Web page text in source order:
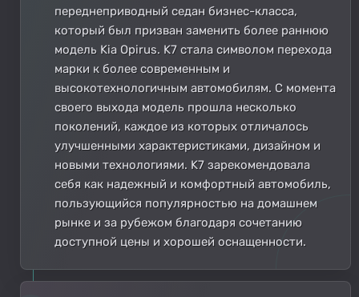
переднеприводный седан бизнес-класса,
который был призван заменить более раннюю
модель Kia Opirus. K7 стала символом перехода
марки к более современным и
высокотехнологичным автомобилям. С момента
своего выхода модель прошла несколько
поколений, каждое из которых отличалось
улучшенными характеристиками, дизайном и
новыми технологиями. K7 зарекомендовала
себя как надежный и комфортный автомобиль,
пользующийся популярностью на домашнем
рынке и за рубежом благодаря сочетанию
доступной цены и хорошей оснащенности.